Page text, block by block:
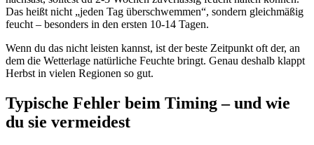
Das heißt nicht „jeden Tag überschwemmen“, sondern gleichmäßig
feucht – besonders in den ersten 10-14 Tagen.
Wenn du das nicht leisten kannst, ist der beste Zeitpunkt oft der, an
dem die Wetterlage natürliche Feuchte bringt. Genau deshalb klappt
Herbst in vielen Regionen so gut.
Typische Fehler beim Timing – und wie
du sie vermeidest